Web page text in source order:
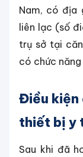
Nam, có địa
liên lạc (số
trụ sở tại
có chức
Điều kiện
thiết bị y
Sau khi đã